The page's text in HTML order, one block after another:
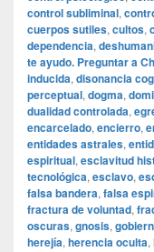
control subliminal,
cuerpos sutiles, cultos,
dependencia,
te ayudo. Preguntar a
inducida, disonancia
perceptual, dogma,
dualidad controlada,
encarcelado, encierro,
entidades astrales,
espiritual, esclavitud
tecnológica, esclavo,
falsa bandera, falsa
fractura de voluntad,
oscuras, gnosis,
herejía, herencia oculta,